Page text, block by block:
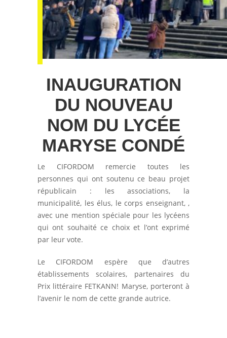
INAUGURATION
DU NOUVEAU
NOM DU LYCÉE
MARYSE CONDÉ
Le CIFORDOM remercie toutes les
personnes qui ont soutenu ce beau projet
républicain : les associations, la
municipalité, les élus, le corps enseignant, ,
avec une mention spéciale pour les lycéens
qui ont souhaité ce choix et l’ont exprimé
par leur vote.
Le CIFORDOM espère que d’autres
établissements scolaires, partenaires du
Prix littéraire FETKANN! Maryse, porteront à
l’avenir le nom de cette grande autrice.